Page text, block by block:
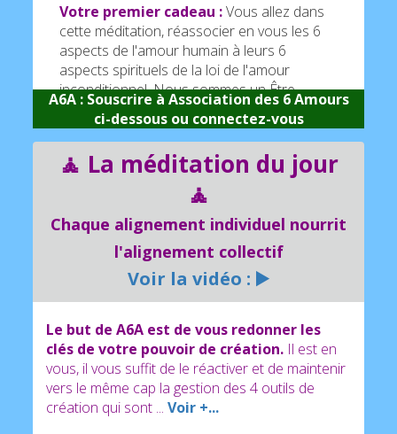
Votre premier cadeau :Vous allez dans
cette méditation, réassocier en vous les 6
aspects de l'amour humain à leurs 6
aspects spirituels de la loi de l'amour
inconditionnel. Nous sommes un Être
spirituel dans une expérience physique.
l'âme..Voir+
2ieme cadeau : Kit subliminal
+ mandala :
Niveau 2 de "La grande
réconciliation"
Invitez 3 nouveaux amis à connaitre A6A
pour recevoir votre kit et son mandala. Vous
allez avec ce second cadeau atteindre le seuil
la ...Voir+
A6A : Souscrire à Association des 6 Amours
ci-dessous ou connectez-vous
🧘 La méditation du jour
🧘
Chaque alignement individuel nourrit
l'alignement collectif
Voir la vidéo : ▶️
Le but de A6A est de vous redonner les
clés de votre pouvoir de création. Il est en
vous, il vous suffit de le réactiver et de maintenir
vers le même cap la gestion des 4 outils de
création qui sont ...Voir +...